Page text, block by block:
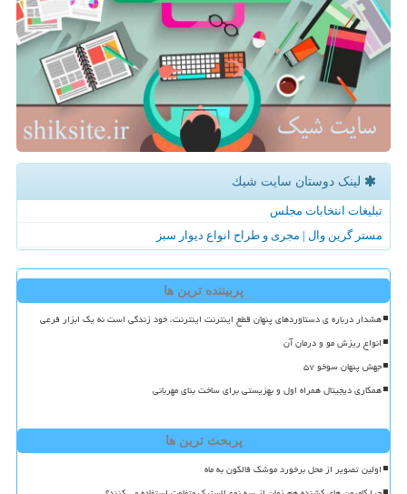
لینک دوستان سایت شیك
تبلیغات انتخابات مجلس
مستر گرین وال | مجری و طراح انواع دیوار سبز
پربیننده ترین ها
هشدار درباره ی دستاوردهای پنهان قطع اینترنت اینترنت، خود زندگی است نه یک ابزار فرعی
انواع ریزش مو و درمان آن
جهش پنهان سوخو ۵۷
همکاری دیجیتال همراه اول و بهزیستی برای ساخت بنای مهربانی
پربحث ترین ها
اولین تصویر از محل برخورد موشک فالکون به ماه